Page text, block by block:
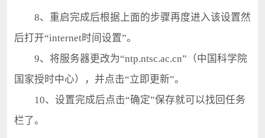
8、重启完成后根据上面的步骤再度进入该设置然
后打开“internet时间设置”。
9、将服务器更改为“ntp.ntsc.ac.cn”（中国科学院
国家授时中心），并点击“立即更新”。
10、设置完成后点击“确定”保存就可以找回任务
栏了。